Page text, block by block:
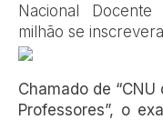
Nacional
milhão se
Chamado de “CNU
Professores”, o